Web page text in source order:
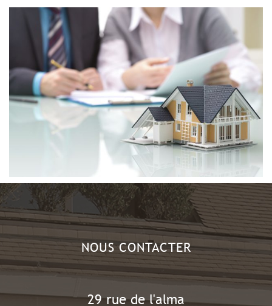
NOUS CONTACTER
29 rue de l'alma